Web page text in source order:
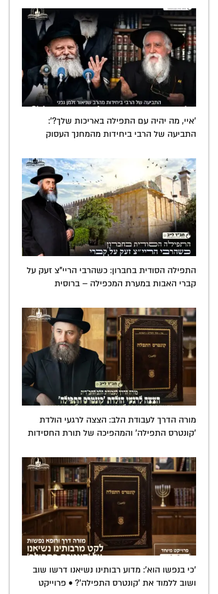
'איי, מה יהיה עם התפילה באריכות שלך?':
התביעה של הרבי ביחידות מהמחנך העסוק
התפילה הסודית בחברון: כשהרבי הריי"צ זעק על
קברי האבות במערת המכפילה – ברוסית
מורה הדרך לעבודת הלב: הצצה לרגעי הולדת
'קונטרס התפילה' והמהפיכה של תורת החסידות
'כי בנפשו הוא': מדוע רבותינו נשיאנו דרשו שוב
ושוב ללמוד את 'קונטרס התפילה'? • פרוייקט